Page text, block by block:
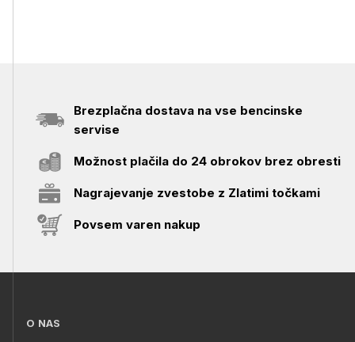
Brezplačna dostava na vse bencinske
servise
Možnost plačila do 24 obrokov brez obresti
Nagrajevanje zvestobe z Zlatimi točkami
Povsem varen nakup
O NAS